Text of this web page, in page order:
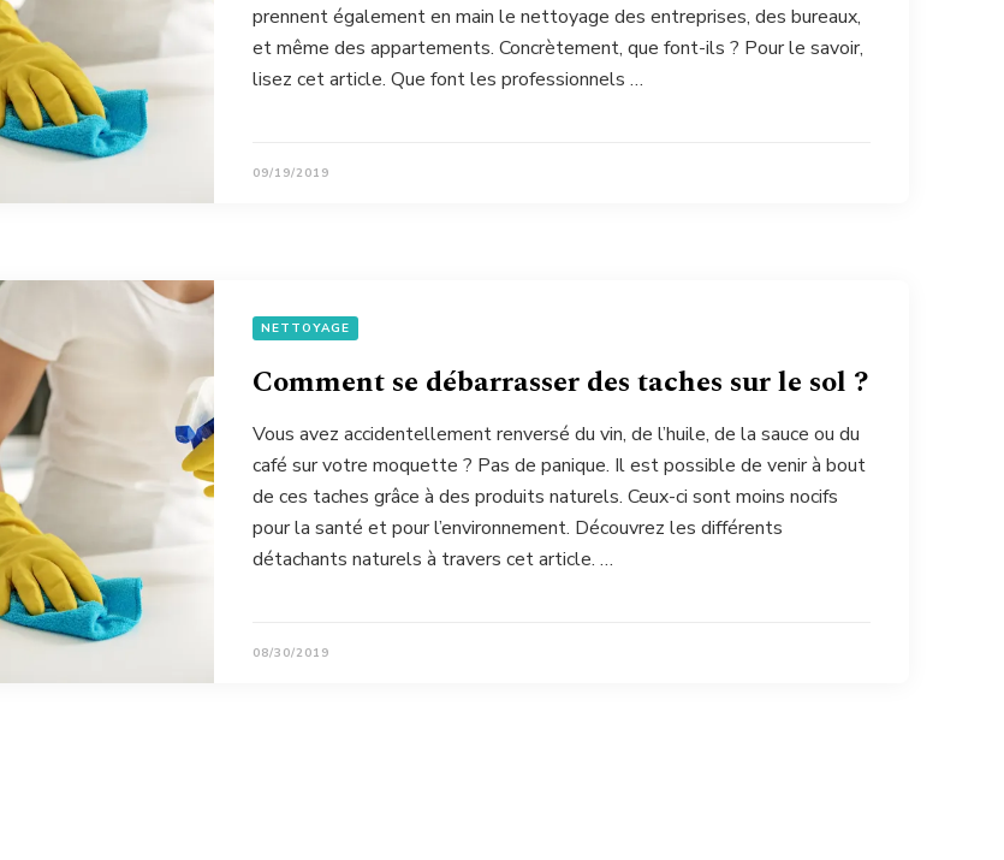
prennent également en main le nettoyage des entreprises, des bureaux,
et même des appartements. Concrètement, que font-ils ? Pour le savoir,
lisez cet article. Que font les professionnels …
09/19/2019
NETTOYAGE
Comment se débarrasser des taches sur le sol ?
Vous avez accidentellement renversé du vin, de l’huile, de la sauce ou du
café sur votre moquette ? Pas de panique. Il est possible de venir à bout
de ces taches grâce à des produits naturels. Ceux-ci sont moins nocifs
pour la santé et pour l’environnement. Découvrez les différents
détachants naturels à travers cet article. …
08/30/2019